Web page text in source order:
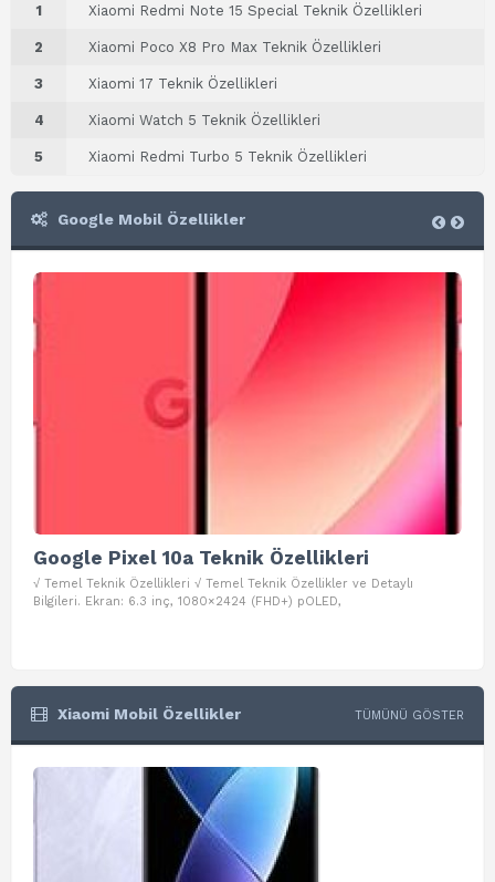
1 Xiaomi Redmi Note 15 Special Teknik Özellikleri
2 Xiaomi Poco X8 Pro Max Teknik Özellikleri
3 Xiaomi 17 Teknik Özellikleri
4 Xiaomi Watch 5 Teknik Özellikleri
5 Xiaomi Redmi Turbo 5 Teknik Özellikleri
Google Mobil Özellikler
Google Pixel 10a Teknik Özellikleri
√ Temel Teknik Özellikleri √ Temel Teknik Özellikler ve Detaylı
Bilgileri. Ekran: 6.3 inç, 1080×2424 (FHD+) pOLED,
Xiaomi Mobil Özellikler TÜMÜNÜ GÖSTER